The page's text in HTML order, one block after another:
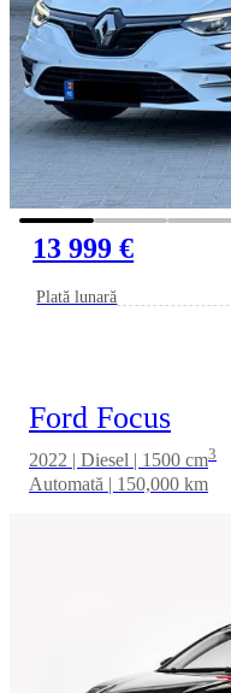
13 999 €
Plată lunară
Ford Focus
2022 | Diesel | 1500 cm3
Automată | 150,000 km